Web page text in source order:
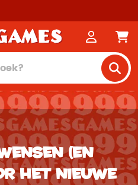
(en
HET NIEUWE